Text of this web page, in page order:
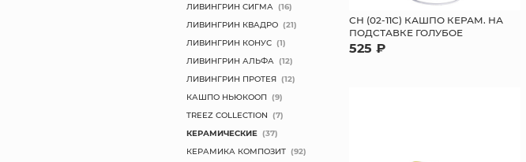
СН (02-11C) КАШПО КЕРАМ. НА
ПОДСТАВКЕ ГОЛУБОЕ
525 ₽
ЛИВИНГРИН СИГМА (16)
ЛИВИНГРИН КВАДРО (21)
ЛИВИНГРИН КОНУС (1)
ЛИВИНГРИН АЛЬФА (12)
ЛИВИНГРИН ПРОТЕЯ (12)
КАШПО НЬЮКООП (9)
TREEZ COLLECTION (7)
КЕРАМИЧЕСКИЕ (37)
КЕРАМИКА КОМПОЗИТ (92)